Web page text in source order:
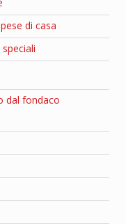
di casa
dal fondaco